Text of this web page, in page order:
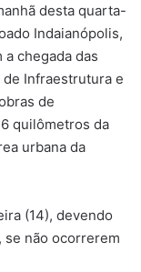
desta quarta-
Indaianópolis,
chegada das
de Infraestrutura e
de
quilômetros da
urbana da
(14), devendo
se não ocorrerem